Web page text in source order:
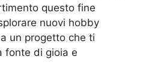
questo fine
nuovi hobby
un progetto che ti
fonte di gioia e